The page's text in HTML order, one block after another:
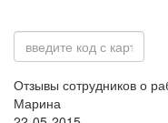
Отзывы сотрудников о
Марина